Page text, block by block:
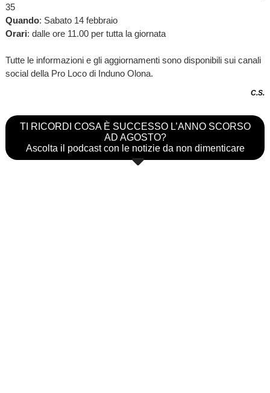
35
Quando: Sabato 14 febbraio
Orari: dalle ore 11.00 per tutta la giornata
Tutte le informazioni e gli aggiornamenti sono disponibili sui canali
social della Pro Loco di Induno Olona.
C.S.
TI RICORDI COSA È SUCCESSO L’ANNO SCORSO
AD AGOSTO?
Ascolta il podcast con le notizie da non dimenticare